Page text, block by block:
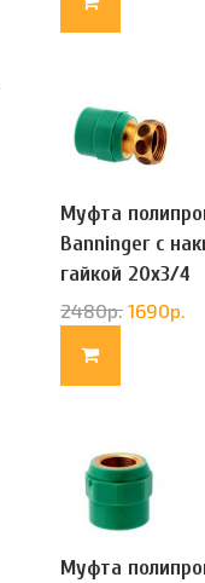
Муфта
Banninger с
гайкой 20х3/4
(G83322020)
2480р. 1690р.
Муфта